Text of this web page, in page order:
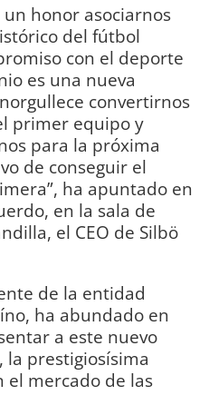
un honor asociarnos
del fútbol
con el deporte
es una nueva
convertirnos
primer equipo y
para la próxima
de conseguir el
ha apuntado en
en la sala de
el CEO de Silbö
de la entidad
ha abundado en
a este nuevo
prestigiosísima
el mercado de las